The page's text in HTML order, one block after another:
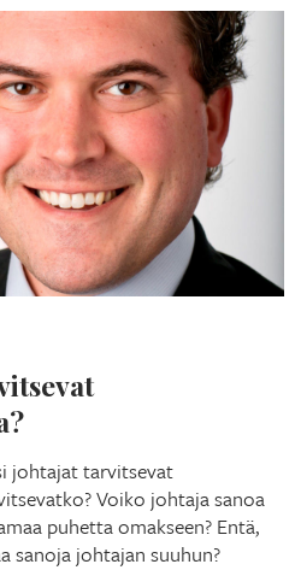
johtajat tarvitsevat
Voiko johtaja sanoa
puhetta omakseen? Entä,
sanoja johtajan suuhun?